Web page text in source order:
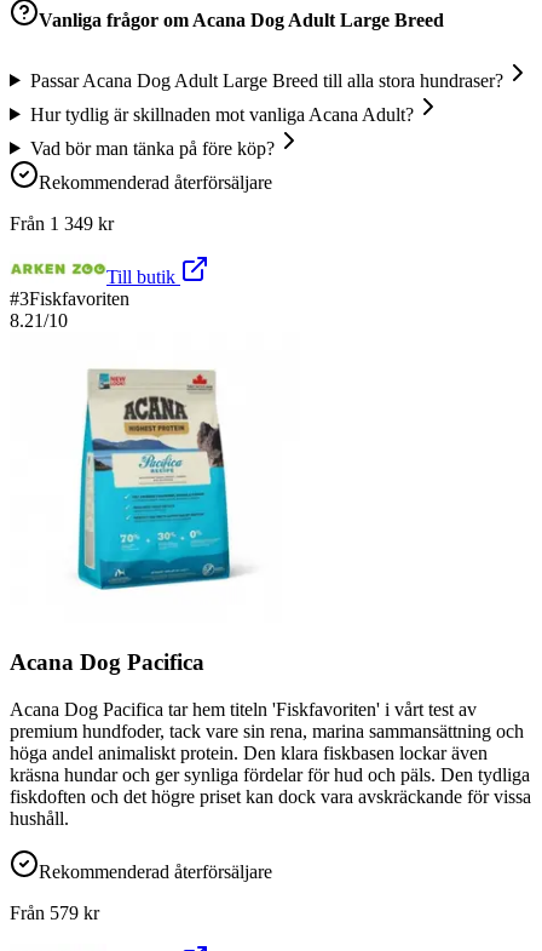
Vanliga frågor om Acana Dog Adult Large Breed
Passar Acana Dog Adult Large Breed till alla stora hundraser?
Hur tydlig är skillnaden mot vanliga Acana Adult?
Vad bör man tänka på före köp?
Rekommenderad återförsäljare
Från 1 349 kr
Till butik
#3Fiskfavoriten
8.21/10
Acana Dog Pacifica
Acana Dog Pacifica tar hem titeln 'Fiskfavoriten' i vårt test av
premium hundfoder, tack vare sin rena, marina sammansättning och
höga andel animaliskt protein. Den klara fiskbasen lockar även
kräsna hundar och ger synliga fördelar för hud och päls. Den tydliga
fiskdoften och det högre priset kan dock vara avskräckande för vissa
hushåll.
Rekommenderad återförsäljare
Från 579 kr